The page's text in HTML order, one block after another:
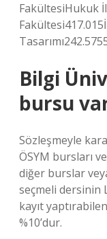
FakültesiHukuk
Bilgi
bursu
Sözleşmeyle
ÖSYM bursları
diğer burslar
seçmeli dersinin
kayıt
%10’dur.